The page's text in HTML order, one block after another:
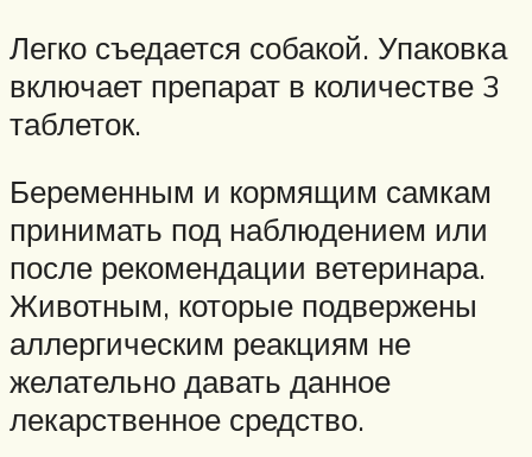
Легко съедается собакой. Упаковка
включает препарат в количестве 3
таблеток.
Беременным и кормящим самкам
принимать под наблюдением или
после рекомендации ветеринара.
Животным, которые подвержены
аллергическим реакциям не
желательно давать данное
лекарственное средство.